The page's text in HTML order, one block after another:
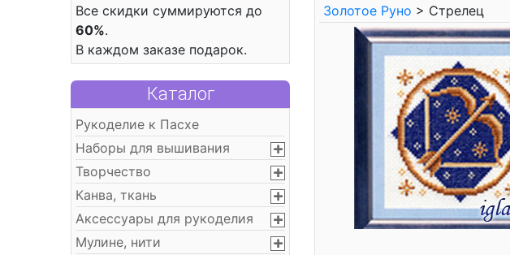
Все скидки суммируются до
60%.
В каждом заказе подарок.
Каталог
Рукоделие к Пасхе
Наборы для вышивания
Творчество
Канва, ткань
Аксессуары для рукоделия
Мулине, нити
Золотое Руно > Стрелец